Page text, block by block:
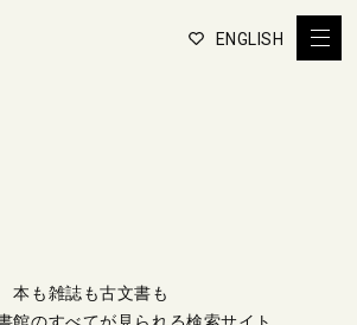
ENGLISH
本も雑誌も古文書も